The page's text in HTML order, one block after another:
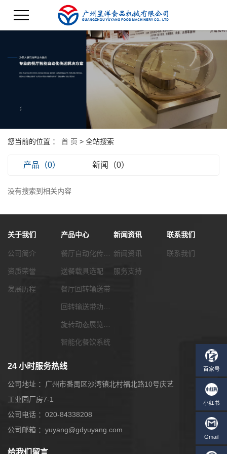
您当前的位置 ： 首 页 > 全站搜索
产品（0） 新闻（0）
没有搜索到相关内容
关于我们
公司简介
资质荣誉
发展历程
产品中心
送餐载具选配
餐厅回转输送带
智能化餐饮系统
新闻资讯
新闻资讯
服务支持
联系我们
联系我们
24 小时服务热线
公司地址 ：广州市番禺区沙湾镇北村福北路10号庆艺
工业园厂房7-1
公司电话 ：020-84338208
公司邮箱 ：yuyang@gdyuyang.com
给我们留言